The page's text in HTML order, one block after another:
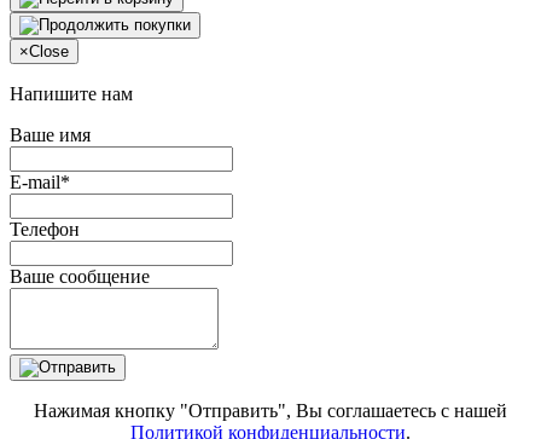
×Close
Напишите нам
Ваше имя
E-mail*
Телефон
Ваше сообщение
Нажимая кнопку "Отправить", Вы соглашаетесь с нашей
Политикой конфиденциальности.